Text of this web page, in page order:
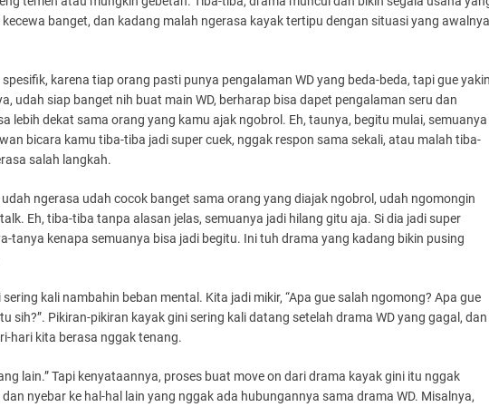
banget, dan kadang malah ngerasa kayak tertipu dengan situasi yang awalnya
karena tiap orang pasti punya pengalaman WD yang beda-beda, tapi gue
udah siap banget nih buat main WD, berharap bisa dapet pengalaman seru dan
lebih dekat sama orang yang kamu ajak ngobrol. Eh, taunya, begitu mulai, semuanya
bicara kamu tiba-tiba jadi super cuek, nggak respon sama sekali, atau malah tiba-
salah langkah.
ngerasa udah cocok banget sama orang yang diajak ngobrol, udah ngomongin
Eh, tiba-tiba tanpa alasan jelas, semuanya jadi hilang gitu aja. Si dia jadi super
tanya kenapa semuanya bisa jadi begitu. Ini tuh drama yang kadang bikin pusing
kali nambahin beban mental. Kita jadi mikir, “Apa gue salah ngomong? Apa gue
sih?”. Pikiran-pikiran kayak gini sering kali datang setelah drama WD yang gagal, dan
hari kita berasa nggak tenang.
lain.” Tapi kenyataannya, proses buat move on dari drama kayak gini itu nggak
nyebar ke hal-hal lain yang nggak ada hubungannya sama drama WD. Misalnya,